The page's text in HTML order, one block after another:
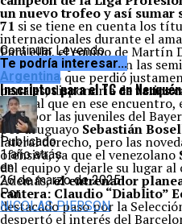
un nuevo trofeo y así sumar
71 si se tiene en cuenta los
internacionales durante el
Para ello, el equipo de Martín
último compromiso en las
encuentro que perdió
penales, dispondría de varios
Al igual que en ese
paso por las juveniles del
por uruguayo Sebastián
lateral derecho, pero las
ofensiva, ya que el venezolano
del equipo y dejarle su lugar al
Además,el entrenador
cantera: Claudio “Diablito”
destacado paso por la
despertó el interés del
Continuar Leyendo
Te podría interesar...
Argentina
Inscriptos para el TC en Neuquén
Publicado
1 año atrás
en
26 de marzo de 2025
Por
NICOLAS PIERSON